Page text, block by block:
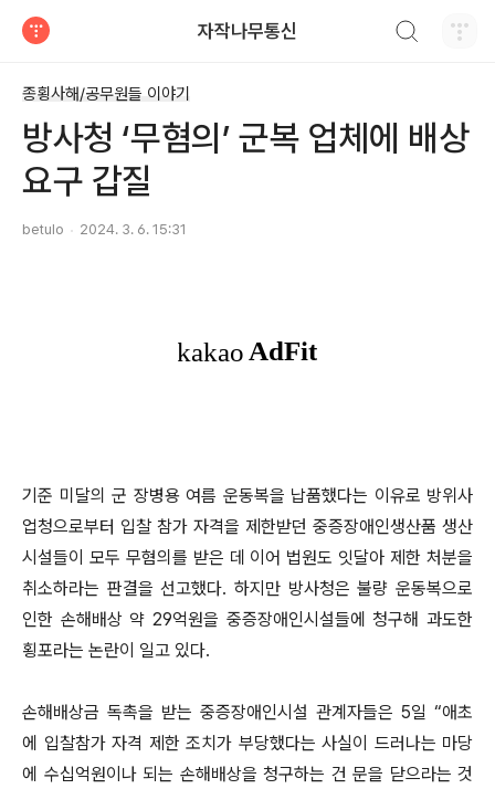
자작나무통신
종횡사해/공무원들 이야기
방사청 ‘무혐의’ 군복 업체에 배상
요구 갑질
betulo 2024. 3. 6. 15:31
기준 미달의 군 장병용 여름 운동복을 납품했다는 이유로 방위사
업청으로부터 입찰 참가 자격을 제한받던 중증장애인생산품 생산
시설들이 모두 무혐의를 받은 데 이어 법원도 잇달아 제한 처분을
취소하라는 판결을 선고했다. 하지만 방사청은 불량 운동복으로
인한 손해배상 약 29억원을 중증장애인시설들에 청구해 과도한
횡포라는 논란이 일고 있다.
손해배상금 독촉을 받는 중증장애인시설 관계자들은 5일 “애초
에 입찰참가 자격 제한 조치가 부당했다는 사실이 드러나는 마당
에 수십억원이나 되는 손해배상을 청구하는 건 문을 닫으라는 것